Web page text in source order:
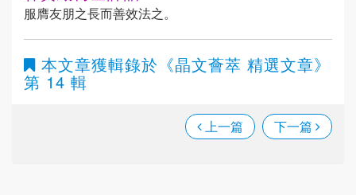
服膺友朋之長而善效法之。
本文章獲輯錄於 《晶文薈萃 精選文章》
第 14 輯
上一篇 下一篇